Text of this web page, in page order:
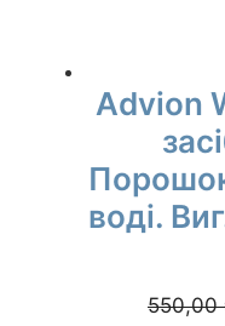
Advion
воді.
550,00